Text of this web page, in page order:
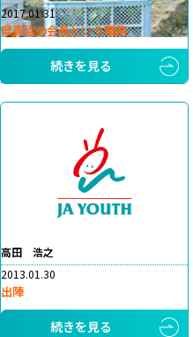
2017.01.31
県青協の会長という職務
続きを見る
高田 浩之
2013.01.30
出陣
続きを見る